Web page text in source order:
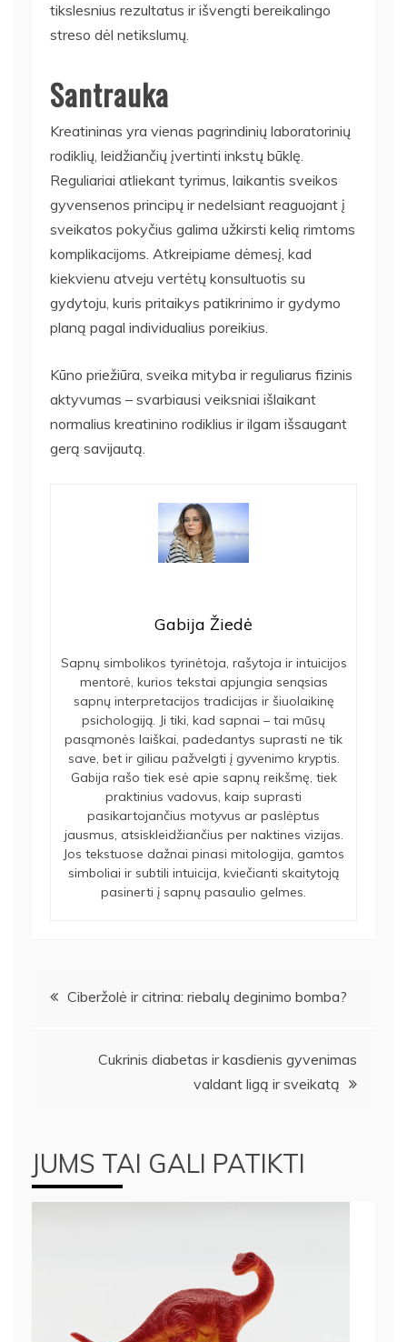
tikslesnius rezultatus ir išvengti bereikalingo
streso dėl netikslumų.
Santrauka
Kreatininas yra vienas pagrindinių laboratorinių
rodiklių, leidžiančių įvertinti inkstų būklę.
Reguliariai atliekant tyrimus, laikantis sveikos
gyvensenos principų ir nedelsiant reaguojant į
sveikatos pokyčius galima užkirsti kelią rimtoms
komplikacijoms. Atkreipiame dėmesį, kad
kiekvienu atveju vertėtų konsultuotis su
gydytoju, kuris pritaikys patikrinimo ir gydymo
planą pagal individualius poreikius.
Kūno priežiūra, sveika mityba ir reguliarus fizinis
aktyvumas – svarbiausi veiksniai išlaikant
normalius kreatinino rodiklius ir ilgam išsaugant
gerą savijautą.
Gabija Žiedė
Sapnų simbolikos tyrinėtoja, rašytoja ir intuicijos
mentorė, kurios tekstai apjungia senąsias
sapnų interpretacijos tradicijas ir šiuolaikinę
psichologiją. Ji tiki, kad sapnai – tai mūsų
pasąmonės laiškai, padedantys suprasti ne tik
save, bet ir giliau pažvelgti į gyvenimo kryptis.
Gabija rašo tiek esė apie sapnų reikšmę, tiek
praktinius vadovus, kaip suprasti
pasikartojančius motyvus ar paslėptus
jausmus, atsiskleidžiančius per naktines vizijas.
Jos tekstuose dažnai pinasi mitologija, gamtos
simboliai ir subtili intuicija, kviečianti skaitytoją
pasinerti į sapnų pasaulio gelmes.
Navigacija
Ciberžolė ir citrina: riebalų deginimo bomba?
Cukrinis diabetas ir kasdienis gyvenimas
valdant ligą ir sveikatą
JUMS TAI GALI PATIKTI